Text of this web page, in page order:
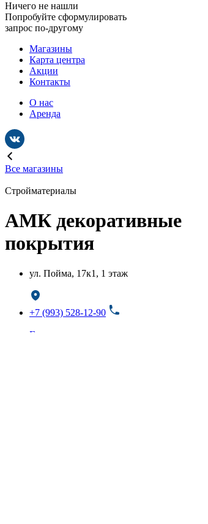
Ничего не нашли
Попробуйте сформулировать
запрос по-другому
Магазины
Карта центра
Акции
Контакты
О нас
Аренда
Все магазины
Стройматериалы
АМК декоративные
покрытия
ул. ​Пойма, 17к1,​ 1 этаж​
+7 (993) 528-12-90
Группа вконтакте